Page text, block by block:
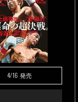
4/16 発売